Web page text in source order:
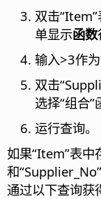
双击
单显示函数
输入>3作为
双击
选择“组合”
运行查询。
如果“Item”表中
和
通过以下查询获